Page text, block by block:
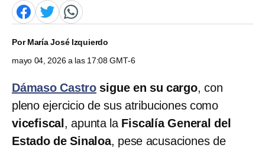
PorMaría José Izquierdo
mayo 04, 2026 a las 17:08 GMT-6
Dámaso Castro sigue en su cargo, con
pleno ejercicio de sus atribuciones como
vicefiscal , apunta la Fiscalía General del
Estado de Sinaloa, pese acusaciones de